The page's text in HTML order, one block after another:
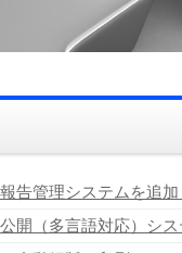
告管理システムを追加
開（多言語対応）シス